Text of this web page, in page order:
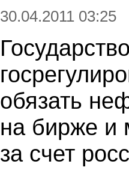
30.04.2011 03:25
обязать
на бирже и
за счет